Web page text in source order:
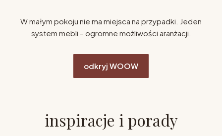
W małym pokoju nie ma miejsca na przypadki. Jeden
system mebli – ogromne możliwości aranżacji.
odkryj WOOW
inspiracje i porady